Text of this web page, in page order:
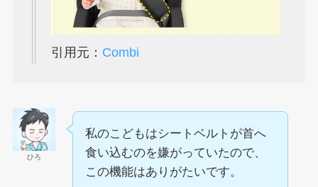
引用元： Combi
ひろ
私のこどもはシートベルトが首へ
食い込むのを嫌がっていたので、
この機能はありがたいです。